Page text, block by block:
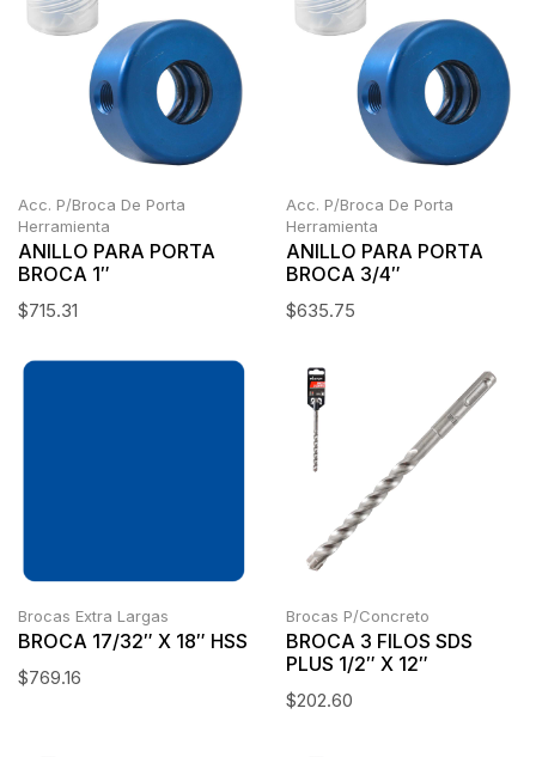
Acc. P/Broca De Porta
Herramienta
ANILLO PARA PORTA
BROCA 1″
$715.31
Acc. P/Broca De Porta
Herramienta
ANILLO PARA PORTA
BROCA 3/4″
$635.75
Brocas Extra Largas
BROCA 17/32″ X 18″ HSS
$769.16
Brocas P/Concreto
BROCA 3 FILOS SDS
PLUS 1/2″ X 12″
$202.60